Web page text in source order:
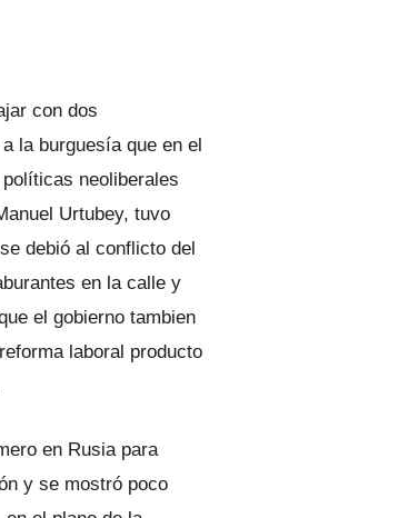
con dos
la burguesía que en el
neoliberales
Urtubey, tuvo
debió al conflicto del
en la calle y
el gobierno tambien
laboral producto
en Rusia para
y se mostró poco